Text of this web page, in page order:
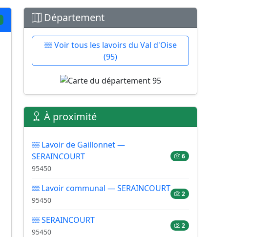
Département
Voir tous les lavoirs du Val d'Oise
(95)
À proximité
Lavoir de Gaillonnet —
SERAINCOURT
95450
6
Lavoir communal — SERAINCOURT
95450
2
SERAINCOURT
95450
2